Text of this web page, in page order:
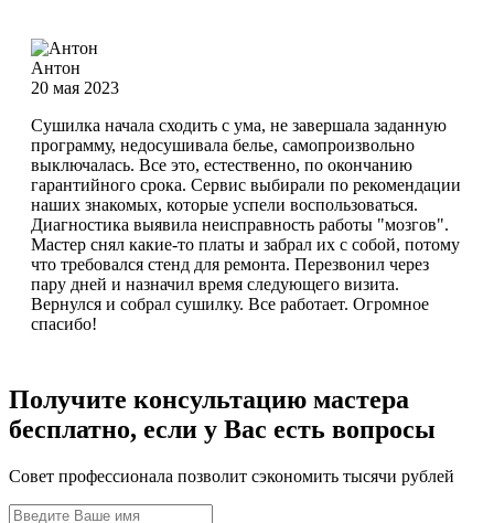
Антон
20 мая 2023
Сушилка начала сходить с ума, не завершала заданную
программу, недосушивала белье, самопроизвольно
выключалась. Все это, естественно, по окончанию
гарантийного срока. Сервис выбирали по рекомендации
наших знакомых, которые успели воспользоваться.
Диагностика выявила неисправность работы "мозгов".
Мастер снял какие-то платы и забрал их с собой, потому
что требовался стенд для ремонта. Перезвонил через
пару дней и назначил время следующего визита.
Вернулся и собрал сушилку. Все работает. Огромное
спасибо!
Получите консультацию мастера
бесплатно, если у Вас есть вопросы
Совет профессионала позволит сэкономить тысячи рублей